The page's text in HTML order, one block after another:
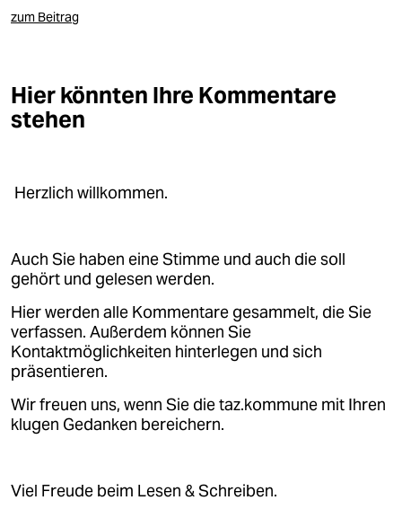
zum Beitrag
Hier könnten Ihre Kommentare
stehen
Herzlich willkommen.
Auch Sie haben eine Stimme und auch die soll
gehört und gelesen werden.
Hier werden alle Kommentare gesammelt, die Sie
verfassen. Außerdem können Sie
Kontaktmöglichkeiten hinterlegen und sich
präsentieren.
Wir freuen uns, wenn Sie die taz.kommune mit Ihren
klugen Gedanken bereichern.
Viel Freude beim Lesen & Schreiben.